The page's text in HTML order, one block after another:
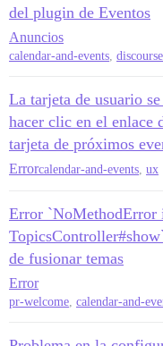
del plugin de Eventos
Anuncios
calendar-and-events,
La tarjeta de usuario
hacer clic en el enlace
tarjeta de próximos
Errorcalendar-and-events ux
Error `NoMethodError
de fusionar temas
Error
pr-welcome, calendar-and-